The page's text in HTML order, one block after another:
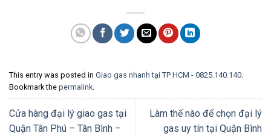
This entry was posted in Giao gas nhanh tại TP HCM - 0825.140.140.
Bookmark the permalink.
Cửa hàng đại lý giao gas tại
Quận Tân Phú – Tân Bình –
Làm thế nào để chọn đại lý
gas uy tín tại Quận Bình